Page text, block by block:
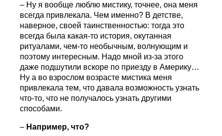
– Ну я вообще люблю мистику, точнее, она меня
всегда привлекала. Чем именно? В детстве,
наверное, своей таинственностью: тогда это
всегда была какая-то история, окутанная
ритуалами, чем-то необычным, волнующим и
поэтому интересным. Надо мной из-за этого
даже подшутили вскоре по приезду в Америку…
Ну а во взрослом возрасте мистика меня
привлекала тем, что давала возможность узнать
что-то, что не получалось узнать другими
способами.
– Например, что?